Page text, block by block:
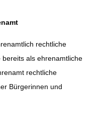
rechtliche
als ehrenamtliche
rechtliche
Bürgerinnen und